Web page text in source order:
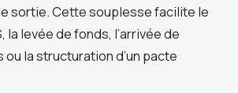
sortie. Cette souplesse facilite le
la levée de fonds, l’arrivée de
la structuration d’un pacte